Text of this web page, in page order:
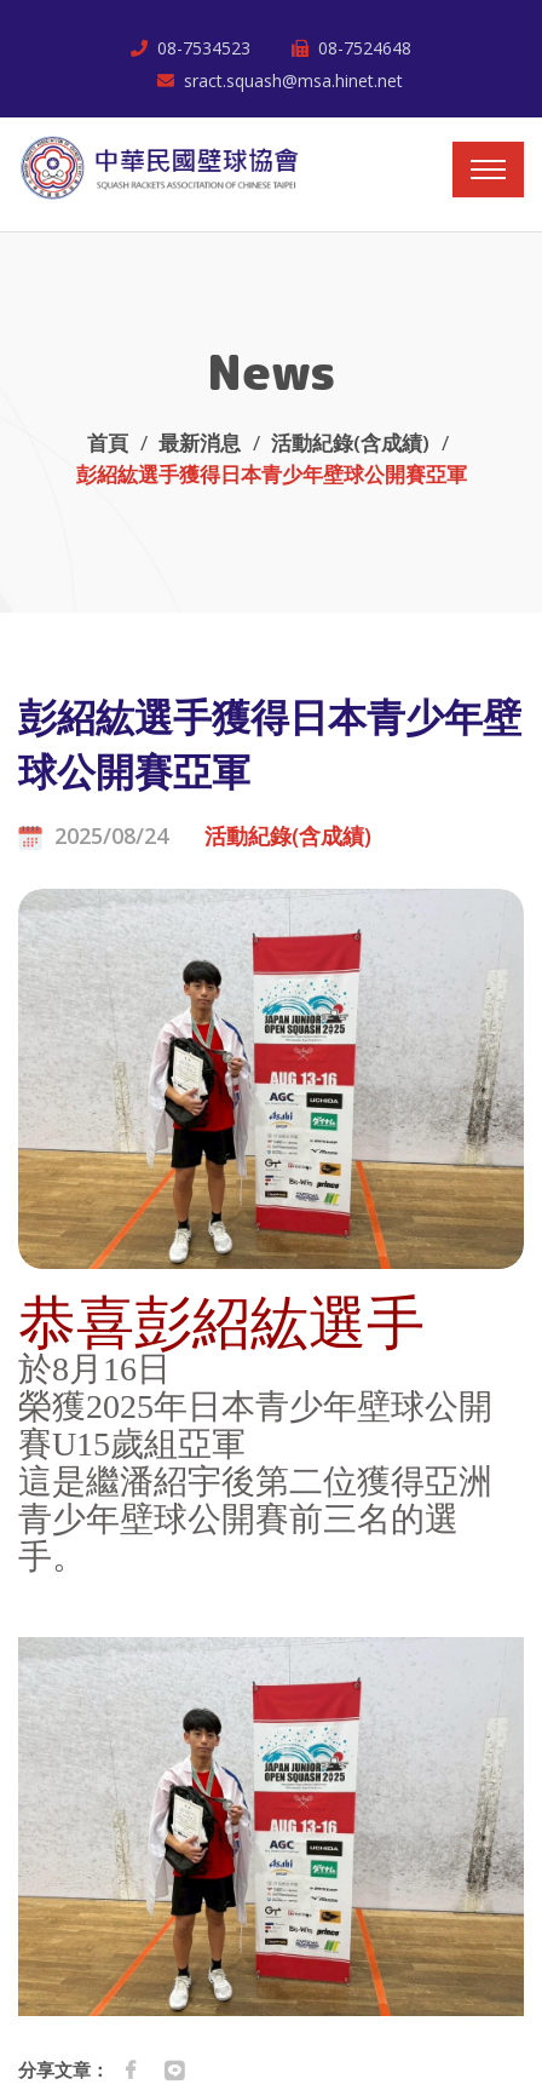
08-7534523
08-7524648
sract.squash@msa.hinet.net
News
首頁 最新消息 活動紀錄(含成績)
彭紹紘選手獲得日本青少年壁球公開賽亞軍
彭紹紘選手獲得日本青少年壁
球公開賽亞軍
2025/08/24 活動紀錄(含成績)
恭喜彭紹紘選手
於8月16日
榮獲2025年日本青少年壁球公開
賽U15歲組亞軍
這是繼潘紹宇後第二位獲得亞洲
青少年壁球公開賽前三名的選
手。
分享文章：